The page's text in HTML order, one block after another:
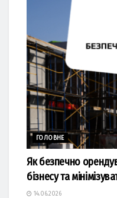
ГОЛОВНЕ
Як безпечно
бізнесу та
14.06.2026